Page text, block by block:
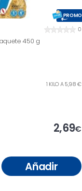
PROMO
0
450 g
1 KILO A 5,98 €
2,69€
Añadir